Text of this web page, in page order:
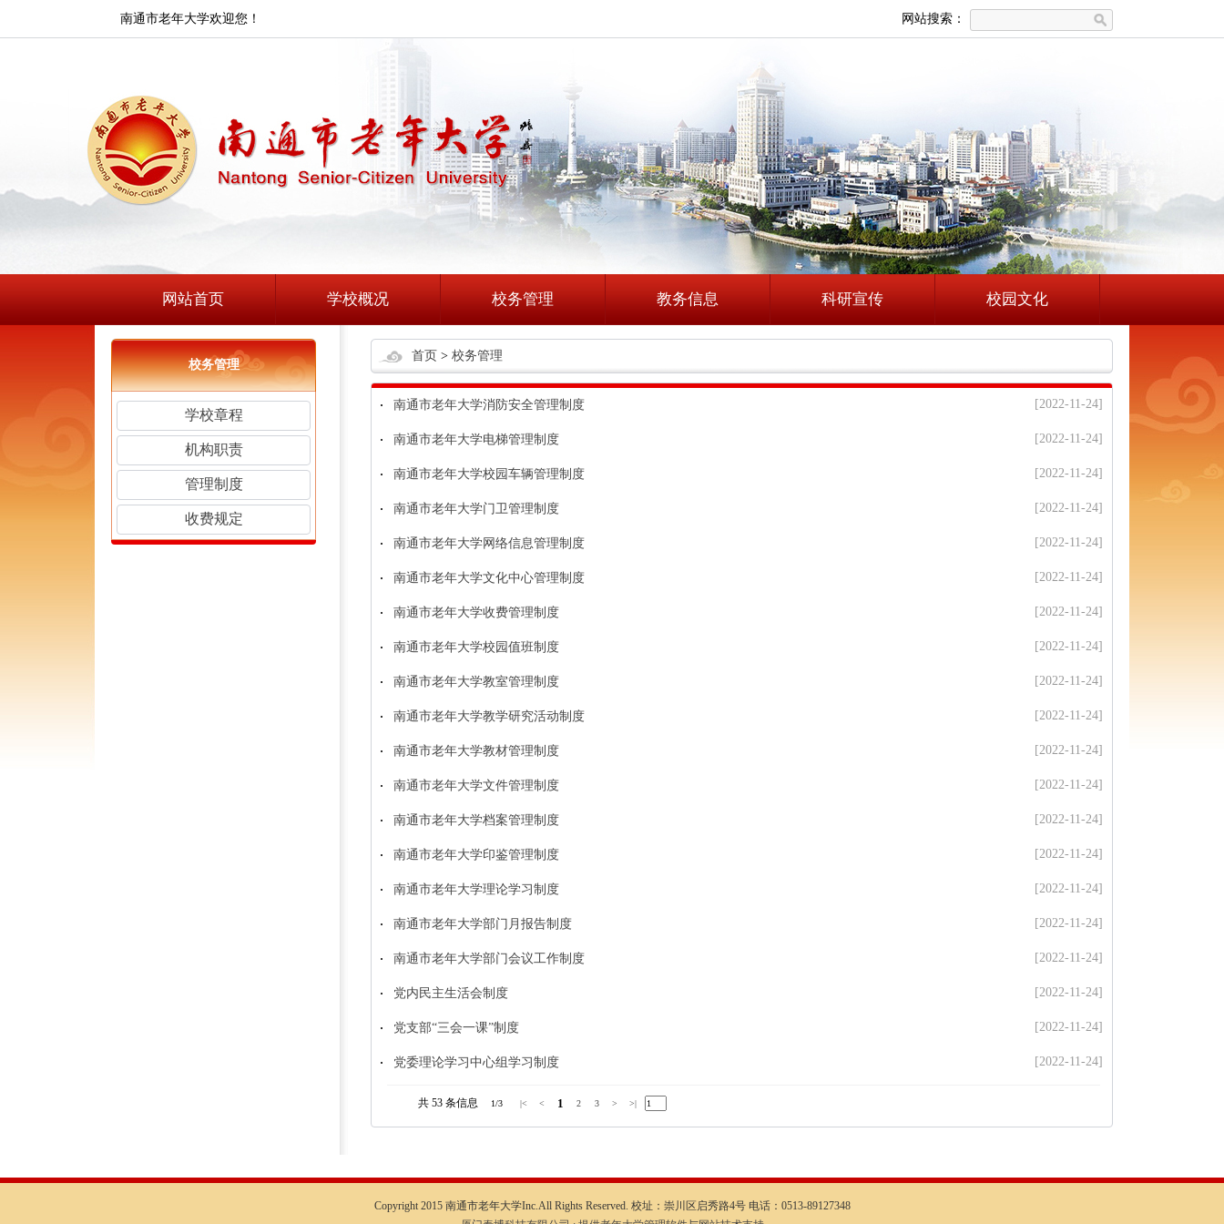
南通市老年大学欢迎您！ 网站搜索：
网站首页 学校概况 校务管理 教务信息 科研宣传 校园文化
校务管理
学校章程
机构职责
管理制度
收费规定
首页 > 校务管理
南通市老年大学消防安全管理制度 [2022-11-24]
南通市老年大学电梯管理制度 [2022-11-24]
南通市老年大学校园车辆管理制度 [2022-11-24]
南通市老年大学门卫管理制度 [2022-11-24]
南通市老年大学网络信息管理制度 [2022-11-24]
南通市老年大学文化中心管理制度 [2022-11-24]
南通市老年大学收费管理制度 [2022-11-24]
南通市老年大学校园值班制度 [2022-11-24]
南通市老年大学教室管理制度 [2022-11-24]
南通市老年大学教学研究活动制度 [2022-11-24]
南通市老年大学教材管理制度 [2022-11-24]
南通市老年大学文件管理制度 [2022-11-24]
南通市老年大学档案管理制度 [2022-11-24]
南通市老年大学印鉴管理制度 [2022-11-24]
南通市老年大学理论学习制度 [2022-11-24]
南通市老年大学部门月报告制度 [2022-11-24]
南通市老年大学部门会议工作制度 [2022-11-24]
党内民主生活会制度 [2022-11-24]
党支部“三会一课”制度 [2022-11-24]
党委理论学习中心组学习制度 [2022-11-24]
共 53 条信息 1/3 |< < 1 2 3 > >|
Copyright 2015 南通市老年大学Inc.All Rights Reserved. 校址：崇川区启秀路4号 电话：0513-89127348